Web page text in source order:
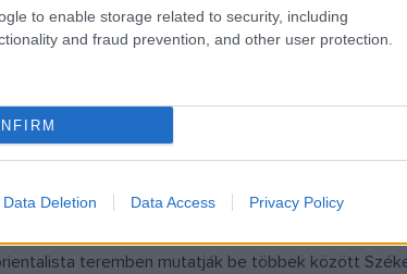
to enable storage related to security, including
and fraud prevention, and other user protection.
Data Deletion Data Access Privacy Policy
ugyancsak a kínai és a japán kerámiaművészet
teremben mutatják be többek között